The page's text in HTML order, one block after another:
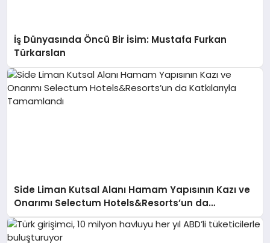
İş Dünyasında Öncü Bir İsim: Mustafa Furkan
Türkarslan
Side Liman Kutsal Alanı Hamam Yapısının Kazı ve
Onarımı Selectum Hotels&Resorts’un da
Katkılarıyla Tamamlandı